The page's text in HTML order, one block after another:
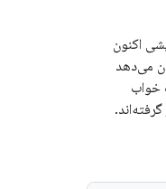
اکنون
می‌دهد
خواب